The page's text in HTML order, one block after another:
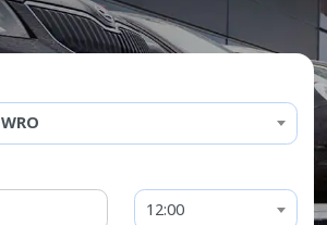
WRO
12:00